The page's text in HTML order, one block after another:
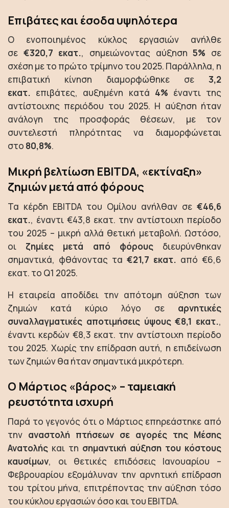
Επιβάτες και έσοδα υψηλότερα
Ο ενοποιημένος κύκλος εργασιών ανήλθε
σε €320,7 εκατ., σημειώνοντας αύξηση5% σε
σχέση με το πρώτο τρίμηνο του 2025. Παράλληλα, η
επιβατική κίνηση διαμορφώθηκε σε 3,2
εκατ. επιβάτες, αυξημένη κατά 4% έναντι της
αντίστοιχης περιόδου του 2025. Η αύξηση ήταν
ανάλογη της προσφοράς θέσεων, με τον
συντελεστή πληρότητας να διαμορφώνεται
στο 80,8%.
Μικρή βελτίωση EBITDA, «εκτίναξη»
ζημιών μετά από φόρους
Τα κέρδη EBITDA του Ομίλου ανήλθαν σε €46,6
εκατ., έναντι €43,8 εκατ. την αντίστοιχη περίοδο
του 2025 – μικρή αλλά θετική μεταβολή. Ωστόσο,
οι ζημίες μετά από φόρουςδιευρύνθηκαν
σημαντικά, φθάνοντας τα €21,7 εκατ. από €6,6
εκατ. το Q1 2025.
Η εταιρεία αποδίδει την απότομη αύξηση των
ζημιών κατά κύριο λόγο σε αρνητικές
συναλλαγματικές αποτιμήσεις ύψους €8,1 εκατ.,
έναντι κερδών €8,3 εκατ. την αντίστοιχη περίοδο
του 2025. Χωρίς την επίδραση αυτή, η επιδείνωση
των ζημιών θα ήταν σημαντικά μικρότερη.
Ο Μάρτιος «βάρος» – ταμειακή
ρευστότητα ισχυρή
Παρά το γεγονός ότι ο Μάρτιος επηρεάστηκε από
την αναστολή πτήσεων σε αγορές της Μέσης
Ανατολής και τη σημαντική αύξηση του κόστους
καυσίμων, οι θετικές επιδόσεις Ιανουαρίου –
Φεβρουαρίου εξομάλυναν την αρνητική επίδραση
του τρίτου μήνα, επιτρέποντας την αύξηση τόσο
του κύκλου εργασιών όσο και του EBITDA.